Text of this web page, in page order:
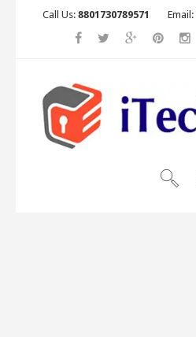
Call Us: 8801730789571 Email: